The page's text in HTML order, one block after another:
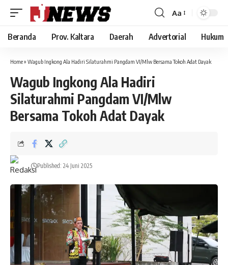
Font
Resizer
Aa
Beranda Prov. Kaltara Daerah Advertorial Hukum
Home» Wagub Ingkong Ala Hadiri Silaturahmi Pangdam VI/Mlw Bersama Tokoh Adat Dayak
Wagub Ingkong Ala Hadiri
Silaturahmi Pangdam VI/Mlw
Bersama Tokoh Adat Dayak
Published: 24 Juni 2025